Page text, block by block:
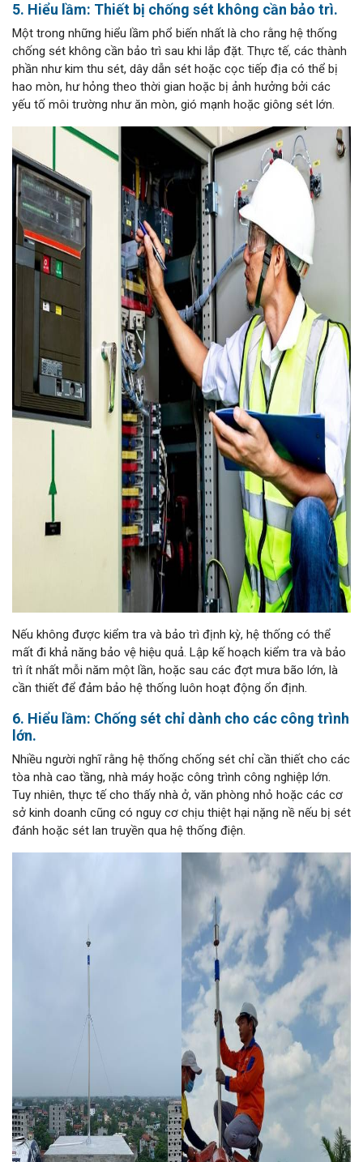
5. Hiểu lầm: Thiết bị chống sét không cần bảo trì.
Một trong những hiểu lầm phổ biến nhất là cho rằng hệ thống
chống sét không cần bảo trì sau khi lắp đặt. Thực tế, các thành
phần như kim thu sét, dây dẫn sét hoặc cọc tiếp địa có thể bị
hao mòn, hư hỏng theo thời gian hoặc bị ảnh hưởng bởi các
yếu tố môi trường như ăn mòn, gió mạnh hoặc giông sét lớn.
Nếu không được kiểm tra và bảo trì định kỳ, hệ thống có thể
mất đi khả năng bảo vệ hiệu quả. Lập kế hoạch kiểm tra và bảo
trì ít nhất mỗi năm một lần, hoặc sau các đợt mưa bão lớn, là
cần thiết để đảm bảo hệ thống luôn hoạt động ổn định.
6. Hiểu lầm: Chống sét chỉ dành cho các công trình
lớn.
Nhiều người nghĩ rằng hệ thống chống sét chỉ cần thiết cho các
tòa nhà cao tầng, nhà máy hoặc công trình công nghiệp lớn.
Tuy nhiên, thực tế cho thấy nhà ở, văn phòng nhỏ hoặc các cơ
sở kinh doanh cũng có nguy cơ chịu thiệt hại nặng nề nếu bị sét
đánh hoặc sét lan truyền qua hệ thống điện.